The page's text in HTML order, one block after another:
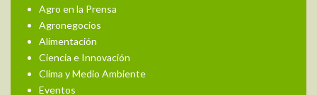
Agro en la Prensa
Agronegocios
Alimentación
Ciencia e Innovación
Clima y Medio Ambiente
Eventos